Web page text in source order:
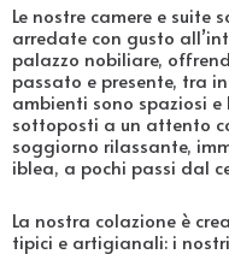
Le nostre camere e
arredate con gusto
palazzo nobiliare,
passato e presente, tra
ambienti sono spaziosi
sottoposti a un attento
soggiorno rilassante,
iblea, a pochi passi dal
La nostra colazione è
tipici e artigianali: i